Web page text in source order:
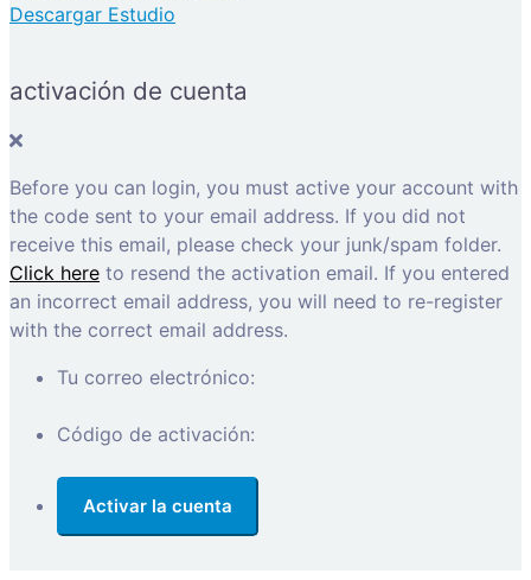
Descargar Estudio
activación de cuenta
Before you can login, you must active your account with
the code sent to your email address. If you did not
receive this email, please check your junk/spam folder.
Click here to resend the activation email. If you entered
an incorrect email address, you will need to re-register
with the correct email address.
Tu correo electrónico:
Código de activación: